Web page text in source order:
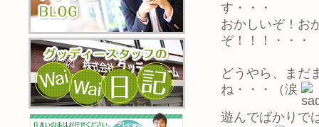
す・・・
おかしいぞ！お
ぞ！！！・・・
どうやら、まだ
ね・・・（涙
遊んでばかりで